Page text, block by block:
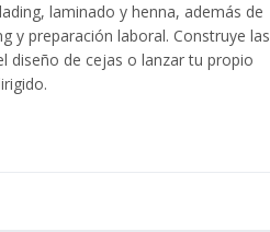
laminado y henna, además de
y preparación laboral. Construye las
diseño de cejas o lanzar tu propio